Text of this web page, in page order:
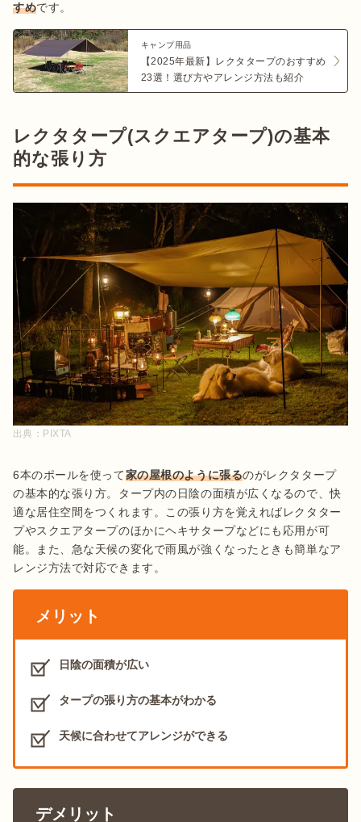
すめです。
キャンプ用品
【2025年最新】レクタタープのおすすめ
23選！選び方やアレンジ方法も紹介
レクタタープ(スクエアタープ)の基本
的な張り方
出典： PIXTA
6本のポールを使って家の屋根のように張るのがレクタタープ
の基本的な張り方。タープ内の日陰の面積が広くなるので、快
適な居住空間をつくれます。この張り方を覚えればレクタター
プやスクエアタープのほかにヘキサタープなどにも応用が可
能。また、急な天候の変化で雨風が強くなったときも簡単なア
レンジ方法で対応できます。
メリット
日陰の面積が広い
タープの張り方の基本がわかる
天候に合わせてアレンジができる
デメリット